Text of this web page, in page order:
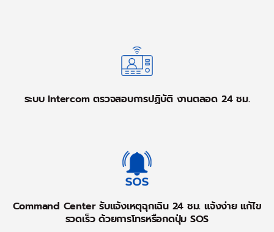
ระบบ Intercom ตรวจสอบการปฏิบัติ งานตลอด 24 ชม.
Command Center รับแจ้งเหตุฉุกเฉิน 24 ชม. แจ้งง่าย แก้ไข
รวดเร็ว ด้วยการโทรหรือกดปุ่ม SOS